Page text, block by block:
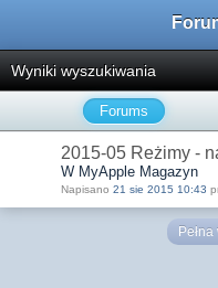
Wyniki wyszukiwania
Forums
2015-05 Reżimy -
W MyApple Magazyn
Napisano 21 sie 2015 10:43